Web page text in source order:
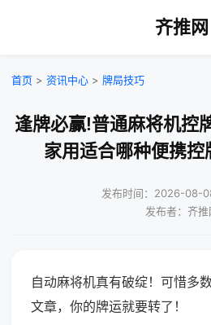
齐推网
首页 > 资讯中心 > 牌局技巧
逢牌必赢!普通麻将机控
家用适合哪种便携
发布时间：2026-08-
发布者：齐推
自动麻将机真有破绽！可惜多
文章，你的牌运就要转了！